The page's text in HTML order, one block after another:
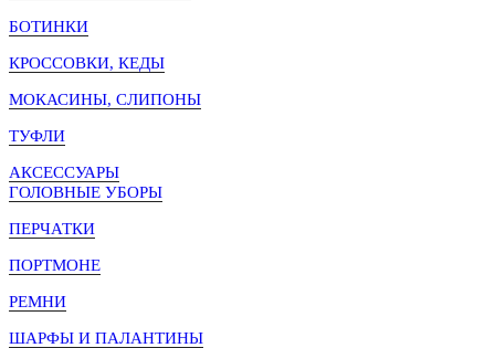
БОТИНКИ
КРОССОВКИ, КЕДЫ
МОКАСИНЫ, СЛИПОНЫ
ТУФЛИ
АКСЕССУАРЫ
ГОЛОВНЫЕ УБОРЫ
ПЕРЧАТКИ
ПОРТМОНЕ
РЕМНИ
ШАРФЫ И ПАЛАНТИНЫ